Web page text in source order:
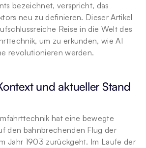
bezeichnet, verspricht, das
neu zu definieren. Dieser Artikel
Reise in die Welt des
um zu erkunden, wie AI
revolutionieren werden.
und aktueller Stand
hat eine bewegte
den bahnbrechenden Flug der
Jahr 1903 zurückgeht. Im Laufe der